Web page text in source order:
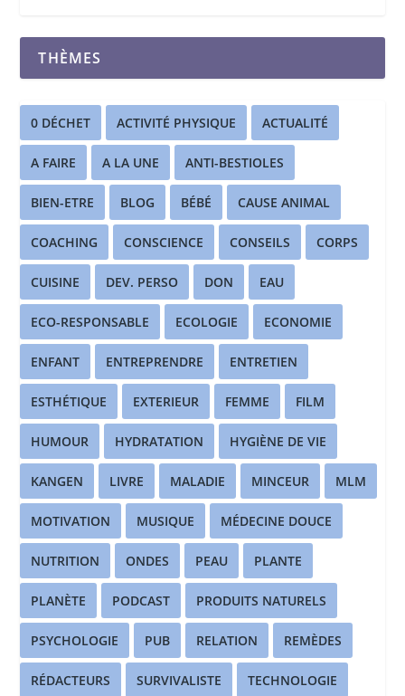
THÈMES
0 DÉCHET ACTIVITÉ PHYSIQUE ACTUALITÉ
A FAIRE A LA UNE ANTI-BESTIOLES
BIEN-ETRE BLOG BÉBÉ CAUSE ANIMAL
COACHING CONSCIENCE CONSEILS CORPS
CUISINE DEV. PERSO DON EAU
ECO-RESPONSABLE ECOLOGIE ECONOMIE
ENFANT ENTREPRENDRE ENTRETIEN
ESTHÉTIQUE EXTERIEUR FEMME FILM
HUMOUR HYDRATATION HYGIÈNE DE VIE
KANGEN LIVRE MALADIE MINCEUR MLM
MOTIVATION MUSIQUE MÉDECINE DOUCE
NUTRITION ONDES PEAU PLANTE
PLANÈTE PODCAST PRODUITS NATURELS
PSYCHOLOGIE PUB RELATION REMÈDES
RÉDACTEURS SURVIVALISTE TECHNOLOGIE